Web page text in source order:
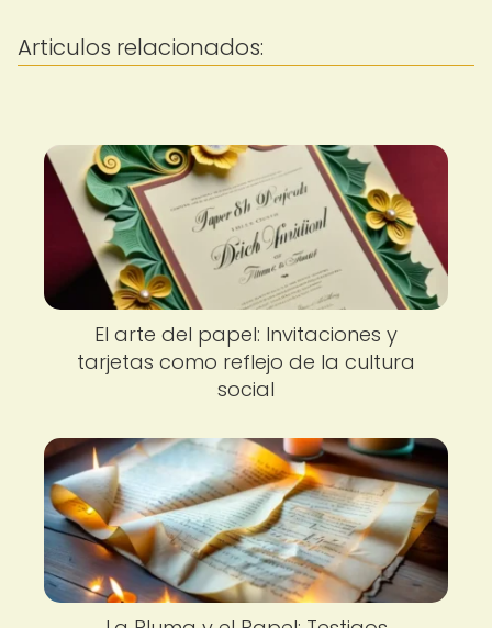
Articulos relacionados:
El arte del papel: Invitaciones y
tarjetas como reflejo de la cultura
social